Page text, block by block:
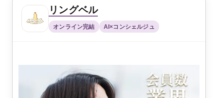
リングベル
オンライン完結 AI×コンシェルジュ